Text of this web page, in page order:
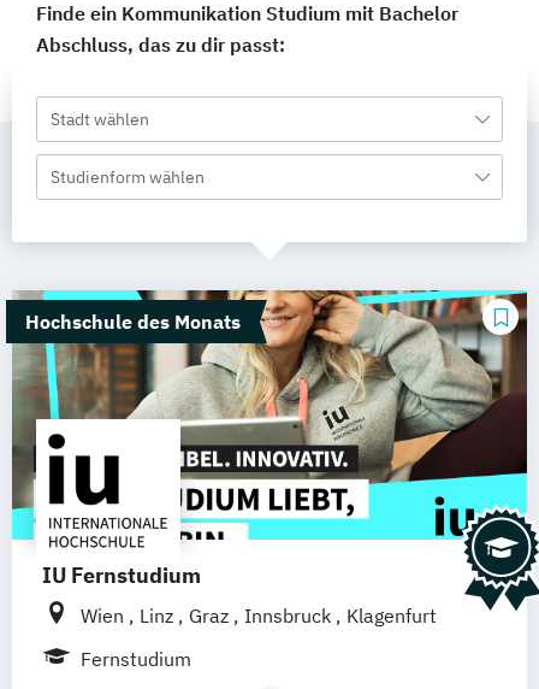
Finde ein Kommunikation Studium mit Bachelor
Abschluss, das zu dir passt:
Stadt wählen
Studienform wählen
Hochschule des Monats
IU Fernstudium
Wien Linz Graz Innsbruck
Klagenfurt
Fernstudium